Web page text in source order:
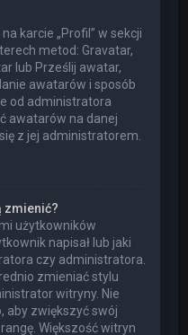
karcie „Profil” w sekcji
metod: Gravatar,
lub Prześlij awatar,
awatarów i sposób
od administratora
awatarów na danej
z jej administratorem.
zmienić?
użytkowników
napisał lub jaki
czy administratora.
zmieniać stylu
witryny. Nie
aby zwiększyć swój
Większość witryn